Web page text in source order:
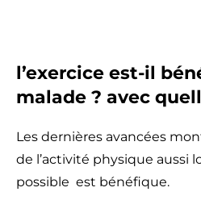
l’exercice est-il
malade ? avec
Les dernières avancées
de l’activité physique aussi
possible est bénéfique.